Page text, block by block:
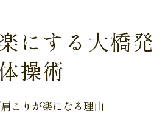
にする大橋発
操術
こりが楽になる理由